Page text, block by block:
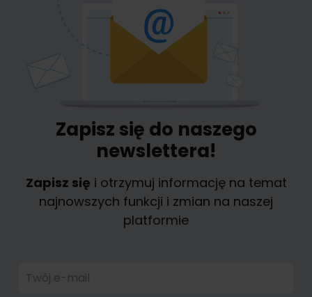
Zapisz się do naszego
newslettera!
Zapisz się i otrzymuj informację na temat
najnowszych funkcji i zmian na naszej
platformie
Twój e-mail